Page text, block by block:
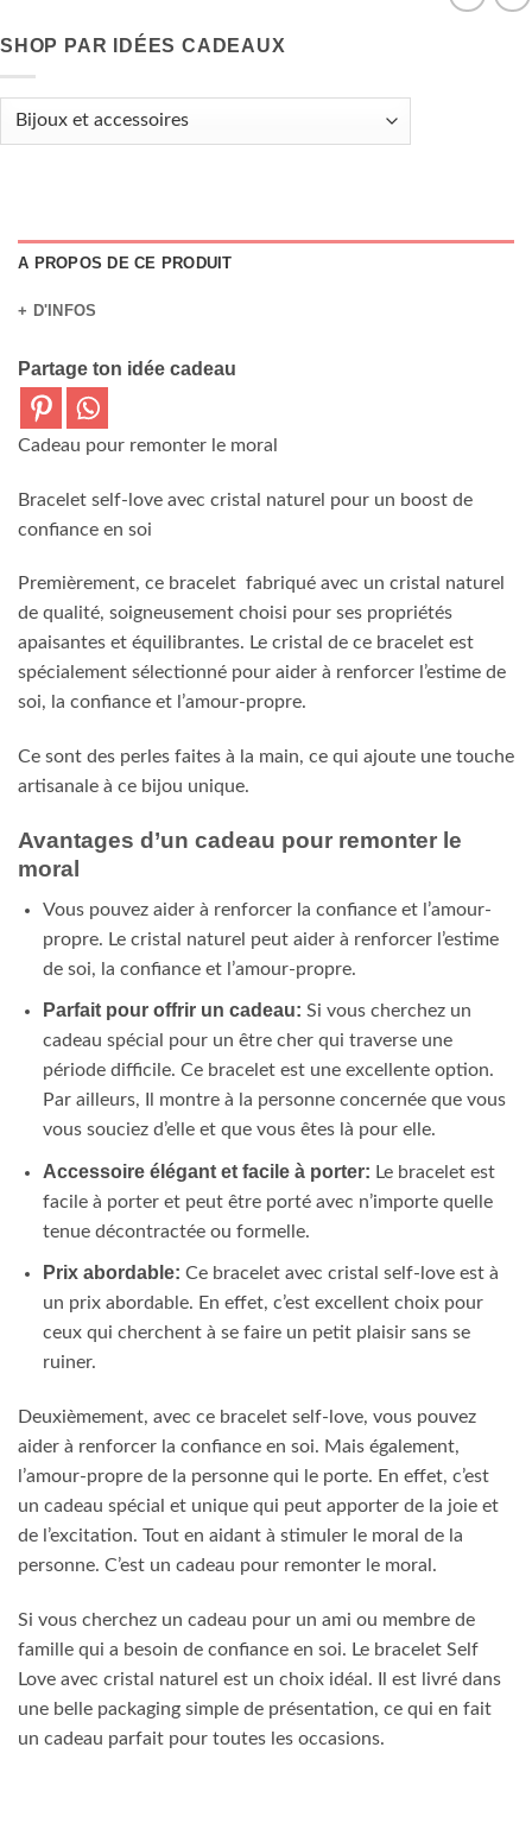
SHOP PAR IDÉES CADEAUX
A PROPOS DE CE PRODUIT
+ D'INFOS
Partage ton idée cadeau
Cadeau pour remonter le moral
Bracelet self-love avec cristal naturel pour un boost de
confiance en soi
Premièrement, ce bracelet fabriqué avec un cristal naturel
de qualité, soigneusement choisi pour ses propriétés
apaisantes et équilibrantes. Le cristal de ce bracelet est
spécialement sélectionné pour aider à renforcer l’estime de
soi, la confiance et l’amour-propre.
Ce sont des perles faites à la main, ce qui ajoute une touche
artisanale à ce bijou unique.
Avantages d’un cadeau pour remonter le
moral
Vous pouvez aider à renforcer la confiance et l’amour-
propre. Le cristal naturel peut aider à renforcer l’estime
de soi, la confiance et l’amour-propre.
Parfait pour offrir un cadeau: Si vous cherchez un
cadeau spécial pour un être cher qui traverse une
période difficile. Ce bracelet est une excellente option.
Par ailleurs, Il montre à la personne concernée que vous
vous souciez d’elle et que vous êtes là pour elle.
Accessoire élégant et facile à porter: Le bracelet est
facile à porter et peut être porté avec n’importe quelle
tenue décontractée ou formelle.
Prix abordable: Ce bracelet avec cristal self-love est à
un prix abordable. En effet, c’est excellent choix pour
ceux qui cherchent à se faire un petit plaisir sans se
ruiner.
Deuxièmement, avec ce bracelet self-love, vous pouvez
aider à renforcer la confiance en soi. Mais également,
l’amour-propre de la personne qui le porte. En effet, c’est
un cadeau spécial et unique qui peut apporter de la joie et
de l’excitation. Tout en aidant à stimuler le moral de la
personne. C’est un cadeau pour remonter le moral.
Si vous cherchez un cadeau pour un ami ou membre de
famille qui a besoin de confiance en soi. Le bracelet Self
Love avec cristal naturel est un choix idéal. Il est livré dans
une belle packaging simple de présentation, ce qui en fait
un cadeau parfait pour toutes les occasions.